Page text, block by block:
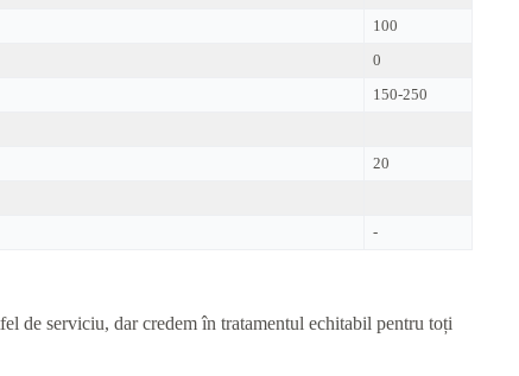
100
0
150-250
20
-
de serviciu, dar credem în tratamentul echitabil pentru toți